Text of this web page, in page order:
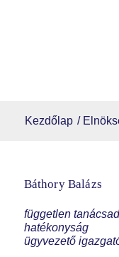
Kezdőlap /
Báthory Balázs
független
hatékonyság
ügyvezető